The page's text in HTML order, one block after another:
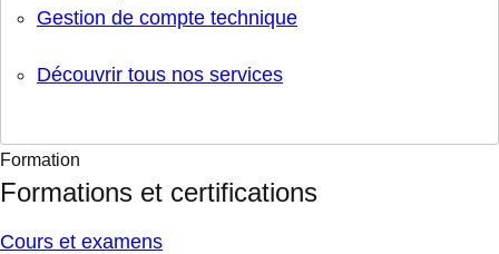
Gestion de compte technique
Découvrir tous nos services
Formation
Formations et certifications
Cours et examens